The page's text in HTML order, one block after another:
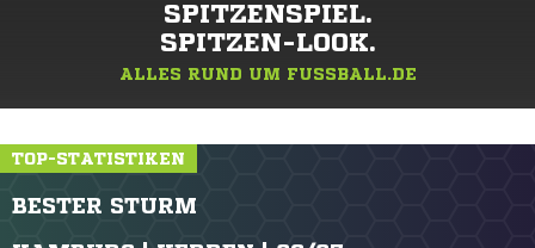
SPITZENSPIEL.
SPITZEN-LOOK.
ALLES RUND UM FUSSBALL.DE
TOP-STATISTIKEN
BESTER STURM